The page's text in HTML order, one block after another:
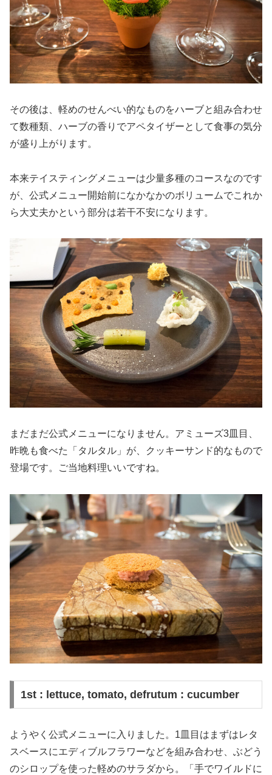
その後は、軽めのせんべい的なものをハーブと組み合わせ
て数種類、ハーブの香りでアペタイザーとして食事の気分
が盛り上がります。
本来テイスティングメニューは少量多種のコースなのです
が、公式メニュー開始前になかなかのボリュームでこれか
ら大丈夫かという部分は若干不安になります。
まだまだ公式メニューになりません。アミューズ3皿目、
昨晩も食べた「タルタル」が、クッキーサンド的なもので
登場です。ご当地料理いいですね。
1st : lettuce, tomato, defrutum : cucumber
ようやく公式メニューに入りました。1皿目はまずはレタ
スベースにエディブルフラワーなどを組み合わせ、ぶどう
のシロップを使った軽めのサラダから。「手でワイルドに